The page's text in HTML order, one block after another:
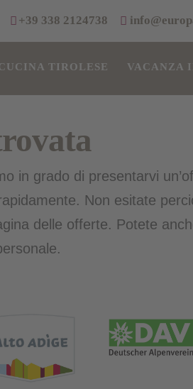
+39 338 2124738
TIROLESE VACANZA
in grado di presentarvi
Non esitate
delle offerte. Potete